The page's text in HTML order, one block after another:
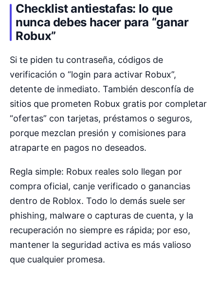
Checklist antiestafas: lo que
nunca debes hacer para “ganar
Robux”
Si te piden tu contraseña, códigos de
verificación o “login para activar Robux”,
detente de inmediato. También desconfía de
sitios que prometen Robux gratis por completar
“ofertas” con tarjetas, préstamos o seguros,
porque mezclan presión y comisiones para
atraparte en pagos no deseados.
Regla simple: Robux reales solo llegan por
compra oficial, canje verificado o ganancias
dentro de Roblox. Todo lo demás suele ser
phishing, malware o capturas de cuenta, y la
recuperación no siempre es rápida; por eso,
mantener la seguridad activa es más valioso
que cualquier promesa.